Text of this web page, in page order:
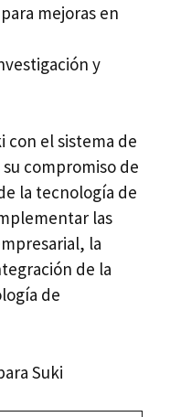
mejoras en
y
con el sistema de
compromiso de
la tecnología de
las
la
de la
de
Suki